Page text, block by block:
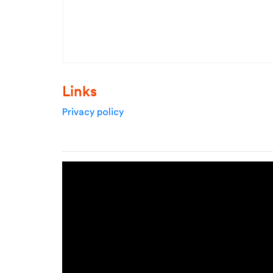
Links
Privacy policy